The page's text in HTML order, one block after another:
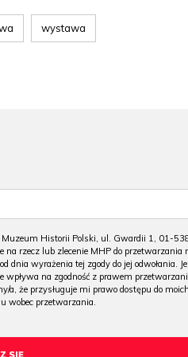
wystawa
Historii Polski, ul. Gwardii 1, 01-
na rzecz lub zlecenie MHP do
dnia wyrażenia tej zgody do jej odwołania.
wpływa na zgodność z prawem
a, że przysługuje mi prawo dostępu do
wobec przetwarzania.